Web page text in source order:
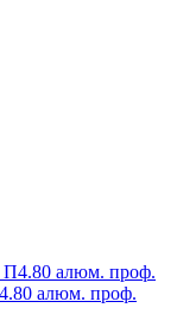
алюм. проф.